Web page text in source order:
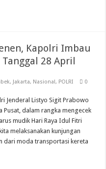
Kapolri Imbau
28 April
, Jakarta, Nasional, POLRI 0
Jenderal Listyo Sigit Prabowo
Pusat, dalam rangka mengecek
mudik Hari Raya Idul Fitri
melaksanakan kunjungan
dari moda transportasi kereta